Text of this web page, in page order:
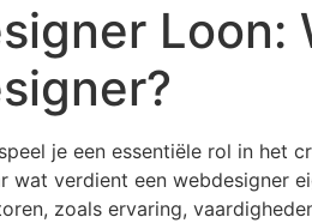
Loon:
je een essentiële rol in het
wat verdient een webdesigner
zoals ervaring,